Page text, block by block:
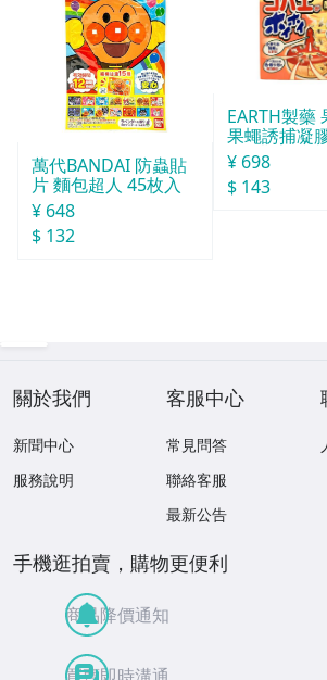
萬代BANDAI 防蟲貼
片 麵包超人 45枚入
¥ 648
$ 132
EARTH製藥
果蠅誘捕凝
¥ 698
$ 143
關於我們
新聞中心
服務說明
客服中心
常見問答
聯絡客服
最新公告
手機逛拍賣，購物更便利
商品降價通知